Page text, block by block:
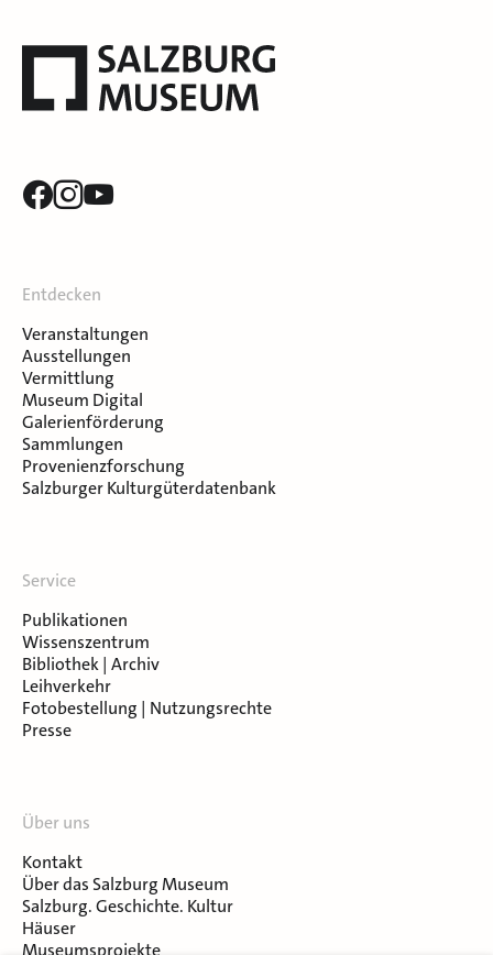
Entdecken
Veranstaltungen
Ausstellungen
Vermittlung
Museum Digital
Galerienförderung
Sammlungen
Provenienzforschung
Salzburger Kulturgüterdatenbank
Service
Publikationen
Wissenszentrum
Bibliothek | Archiv
Leihverkehr
Fotobestellung | Nutzungsrechte
Presse
Über uns
Kontakt
Über das Salzburg Museum
Salzburg. Geschichte. Kultur
Häuser
Museumsprojekte